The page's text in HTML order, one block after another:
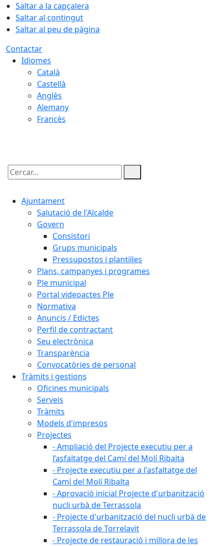
Saltar a la capçalera
Saltar al contingut
Saltar al peu de pàgina
Contactar
Idiomes
Català
Castellà
Anglès
Alemany
Francès
Cercar:
Ajuntament
Salutació de l'Alcalde
Govern
Consistori
Grups municipals
Pressupostos i plantilles
Plans, campanyes i programes
Ple municipal
Portal videoactes Ple
Normativa
Anuncis / Edictes
Perfil de contractant
Seu electrònica
Transparència
Convocatòries de personal
Tràmits i gestions
Oficines municipals
Serveis
Tràmits
Models d'impresos
Projectes
- Ampliació del Projecte executiu per a
l’asfaltatge del Camí del Molí Ribalta
- Projecte executiu per a l'asfaltatge del
Camí del Molí Ribalta
- Aprovació inicial Projecte d'urbanització
nucli urbà de Terrassola
- Projecte d'urbanització del nucli urbà de
Terrassola de Torrelavit
- Projecte de restauració i millora de les